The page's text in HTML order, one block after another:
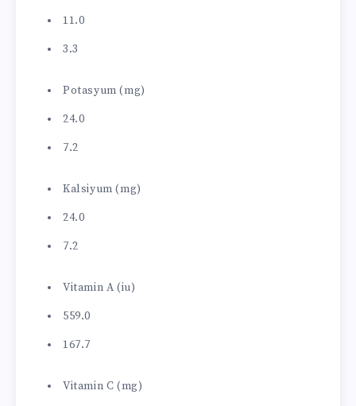
11.0
3.3
Potasyum (mg)
24.0
7.2
Kalsiyum (mg)
24.0
7.2
Vitamin A (iu)
559.0
167.7
Vitamin C (mg)